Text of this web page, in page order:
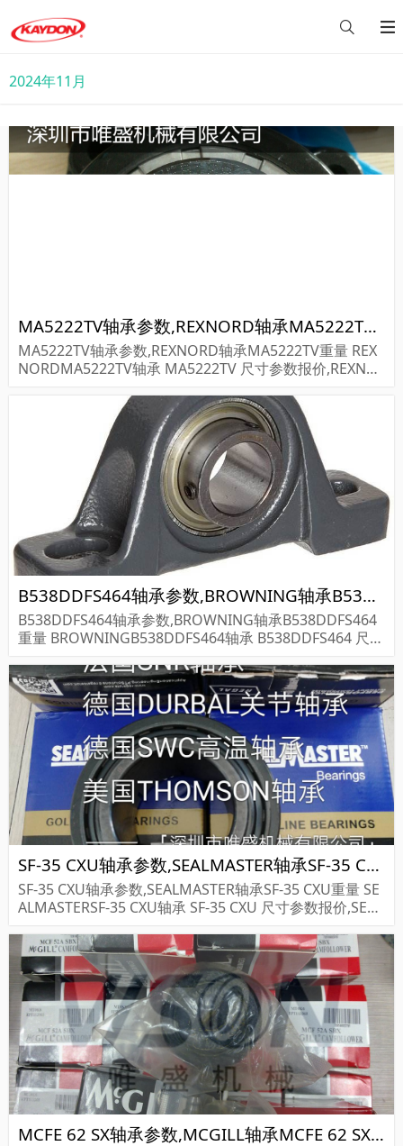
2024年11月
MA5222TV轴承参数,REXNORD轴承MA5222TV重量
MA5222TV轴承参数,REXNORD轴承MA5222TV重量 REX
NORDMA5222TV轴承 MA5222TV 尺寸参数报价,REXNO
B538DDFS464轴承参数,BROWNING轴承B538DDFS464重量
B538DDFS464轴承参数,BROWNING轴承B538DDFS464
重量 BROWNINGB538DDFS464轴承 B538DDFS464 尺寸
WNING轴承B5...
SF-35 CXU轴承参数,SEALMASTER轴承SF-35 CXU重量
SF-35 CXU轴承参数,SEALMASTER轴承SF-35 CXU重量 SE
ALMASTERSF-35 CXU轴承 SF-35 CXU 尺寸参数报价,SEAL
MCFE 62 SX轴承参数,MCGILL轴承MCFE 62 SX重量